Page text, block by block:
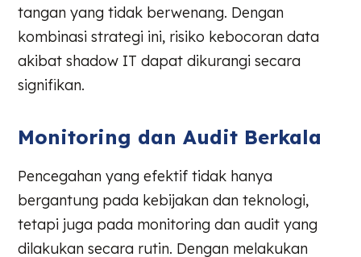
tangan yang tidak berwenang. Dengan
kombinasi strategi ini, risiko kebocoran data
akibat shadow IT dapat dikurangi secara
signifikan.
Monitoring dan Audit Berkala
Pencegahan yang efektif tidak hanya
bergantung pada kebijakan dan teknologi,
tetapi juga pada monitoring dan audit yang
dilakukan secara rutin. Dengan melakukan